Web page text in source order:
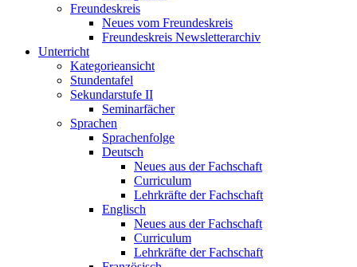
Freundeskreis
Neues vom Freundeskreis
Freundeskreis Newsletterarchiv
Unterricht
Kategorieansicht
Stundentafel
Sekundarstufe II
Seminarfächer
Sprachen
Sprachenfolge
Deutsch
Neues aus der Fachschaft
Curriculum
Lehrkräfte der Fachschaft
Englisch
Neues aus der Fachschaft
Curriculum
Lehrkräfte der Fachschaft